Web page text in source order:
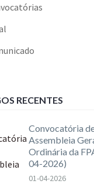
RECENTES
Convocatória
Assembleia
Ordinária da
04-2026)
01-04-2026